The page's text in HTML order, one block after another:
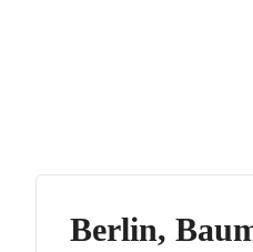
Berlin,